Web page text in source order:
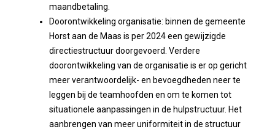
maandbetaling.
Doorontwikkeling organisatie: binnen de gemeente
Horst aan de Maas is per 2024 een gewijzigde
directiestructuur doorgevoerd. Verdere
doorontwikkeling van de organisatie is er op gericht
meer verantwoordelijk- en bevoegdheden neer te
leggen bij de teamhoofden en om te komen tot
situationele aanpassingen in de hulpstructuur. Het
aanbrengen van meer uniformiteit in de structuur